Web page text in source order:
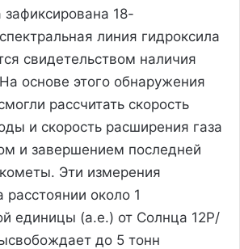
18-
линия гидроксила
свидетельством наличия
основе этого обнаружения
рассчитать скорость
и скорость расширения газа
и завершением последней
Эти измерения
расстоянии около 1
единицы (а.е.) от Солнца 12P/
до 5 тонн